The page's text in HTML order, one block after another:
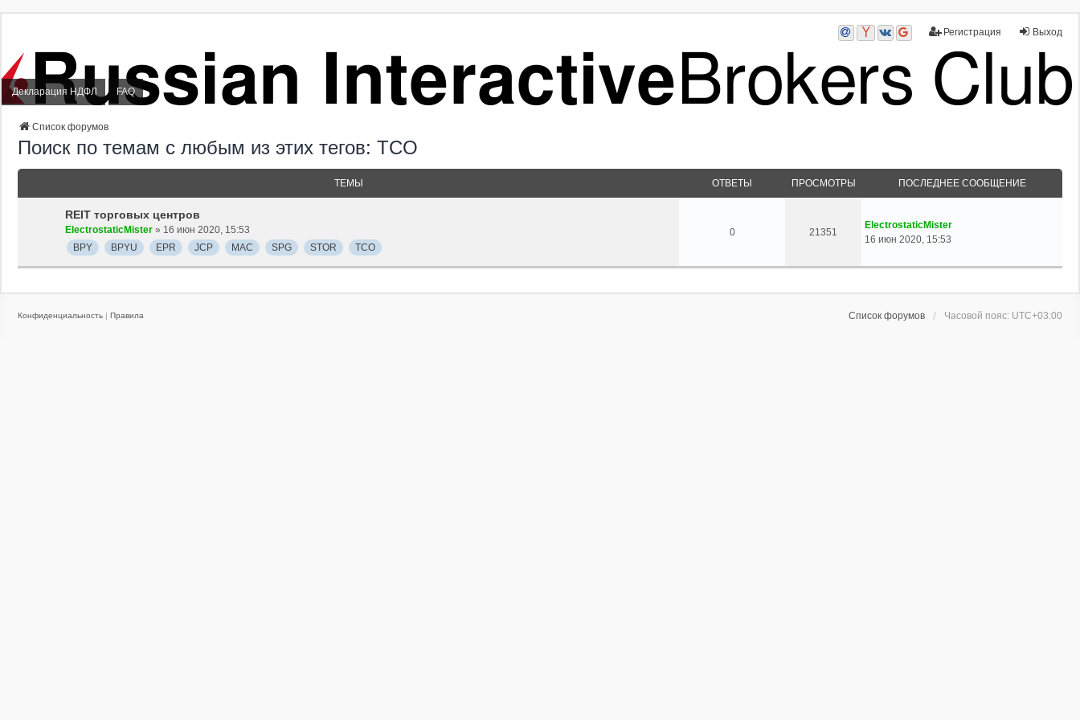
Выход
Регистрация
Декларация НДФЛ FAQ
Список форумов
Поиск по темам с любым из этих тегов: TCO
ТЕМЫ ОТВЕТЫ ПРОСМОТРЫ ПОСЛЕДНЕЕ СООБЩЕНИЕ
REIT торговых центров
ElectrostaticMister » 16 июн 2020, 15:53
BPY
BPYU EPR JCP MAC SPG STOR TCO
0 21351
ElectrostaticMister
16 июн 2020, 15:53
Список форумов Часовой пояс: UTC+03:00
Конфиденциальность | Правила